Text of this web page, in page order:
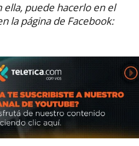
ella, puede hacerlo en el
la página de Facebook: